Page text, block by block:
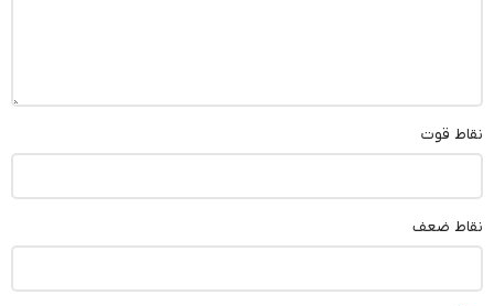
نقاط قوت
نقاط ضعف